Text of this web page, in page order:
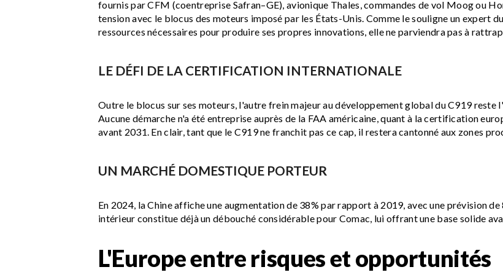
fournis par CFM (coentreprise Safran–GE), avionique Thales, commandes de vol Moog ou
tension avec le blocus des moteurs imposé par les États-Unis. Comme le souligne un expert
ressources nécessaires pour produire ses propres innovations, elle ne parviendra pas à
LE DÉFI DE LA CERTIFICATION INTERNATIONALE
Outre le blocus sur ses moteurs, l'autre frein majeur au développement global du C919 reste
Aucune démarche n'a été entreprise auprès de la FAA américaine, quant à la certification
avant 2031. En clair, tant que le C919 ne franchit pas ce cap, il restera cantonné aux zones
UN MARCHÉ DOMESTIQUE PORTEUR
En 2024, la Chine affiche une augmentation de 38% par rapport à 2019, avec une prévision
intérieur constitue déjà un débouché considérable pour Comac, lui offrant une base solide
L'Europe entre risques et opportunités